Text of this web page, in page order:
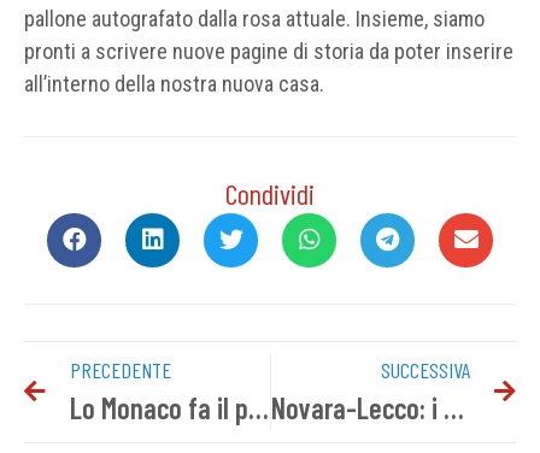
pallone autografato dalla rosa attuale. Insieme, siamo
pronti a scrivere nuove pagine di storia da poter inserire
all’interno della nostra nuova casa.
Condividi
PRECEDENTE
Lo Monaco fa il punto della situazione
SUCCESSIVA
Novara-Lecco: i convocati azzurri